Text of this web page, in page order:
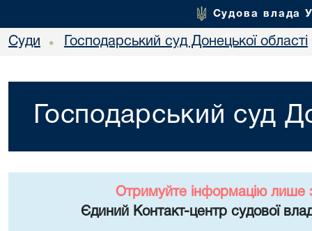
Судова влада
Суди • Господарський суд Донецької області
Господарський суд
Отримуйте інформацію лише
Єдиний Контакт-центр судової